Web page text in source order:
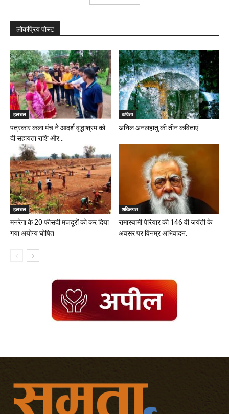
लोकप्रिय पोस्ट
हलचल
पत्रकार कला मंच ने आदर्श वृद्धाश्रम को
दी सहायता राशि और...
कविता
अनिल अनलहातु की तीन कविताएं
हलचल
मनरेगा के 20 फीसदी मजदूरों को कर दिया
गया अयोग्य घोषित
शख्सियत
रामास्वामी पेरियार की 146 वी जयंती के
अवसर पर विनम्र अभिवादन.